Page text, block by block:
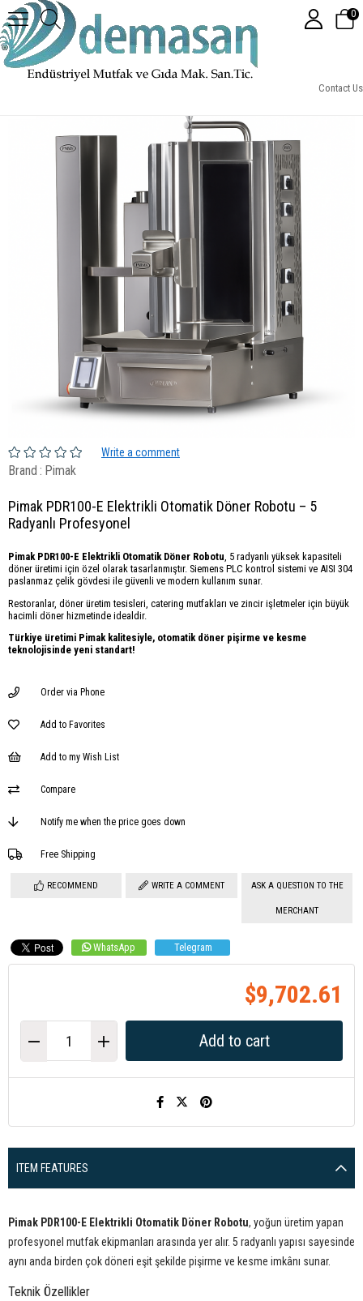
Contact Us
0
Pimak PDR100-E Elektrikli Otomatik Döner Robotu – 5 Radyanlı Profesyonel
Write a comment
Brand : Pimak
Pimak PDR100-E Elektrikli Otomatik Döner Robotu – 5
Radyanlı Profesyonel
Pimak PDR100-E Elektrikli Otomatik Döner Robotu , 5 radyanlı yüksek kapasiteli
döner üretimi için özel olarak tasarlanmıştır. Siemens PLC kontrol sistemi ve AISI 304
paslanmaz çelik gövdesi ile güvenli ve modern kullanım sunar.
Restoranlar, döner üretim tesisleri, catering mutfakları ve zincir işletmeler için büyük
hacimli döner hizmetinde idealdir.
Türkiye üretimi Pimak kalitesiyle, otomatik döner pişirme ve kesme
teknolojisinde yeni standart!
Order via Phone
Add to Favorites
Add to my Wish List
Compare
Notify me when the price goes down
Free Shipping
RECOMMEND WRITE A COMMENT ASK A QUESTION TO THE
MERCHANT
WhatsApp Telegram
$9,702.61
ITEM FEATURES
Pimak PDR100-E Elektrikli Otomatik Döner Robotu, yoğun üretim yapan
profesyonel mutfak ekipmanları arasında yer alır. 5 radyanlı yapısı sayesinde
aynı anda birden çok döneri eşit şekilde pişirme ve kesme imkânı sunar.
Teknik Özellikler